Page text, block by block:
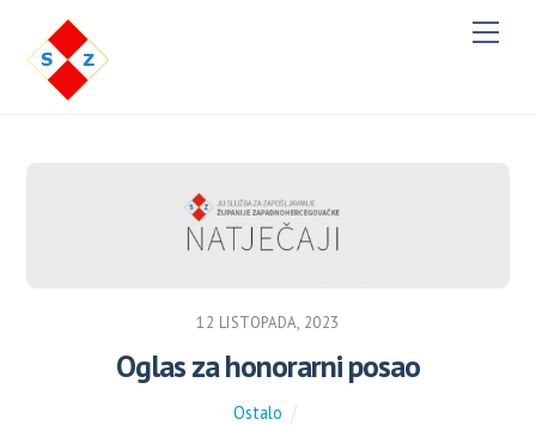
M
e
12 LISTOPADA, 2023
Oglas za honorarni posao
Ostalo